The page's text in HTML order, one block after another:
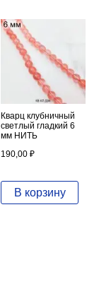
Кварц клубничный
светлый гладкий 6
мм НИТЬ
190,00 ₽
В корзину